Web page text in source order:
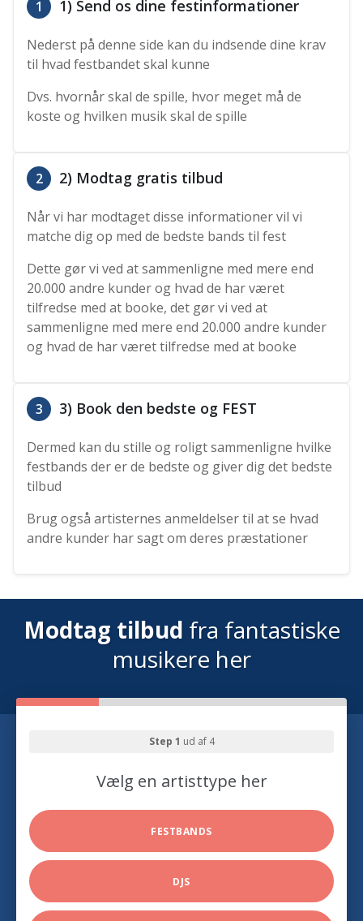
1 1) Send os dine festinformationer
Nederst på denne side kan du indsende dine krav
til hvad festbandet skal kunne
Dvs. hvornår skal de spille, hvor meget må de
koste og hvilken musik skal de spille
2 2) Modtag gratis tilbud
Når vi har modtaget disse informationer vil vi
matche dig op med de bedste bands til fest
Dette gør vi ved at sammenligne med mere end
20.000 andre kunder og hvad de har været
tilfredse med at booke, det gør vi ved at
sammenligne med mere end 20.000 andre kunder
og hvad de har været tilfredse med at booke
3 3) Book den bedste og FEST
Dermed kan du stille og roligt sammenligne hvilke
festbands der er de bedste og giver dig det bedste
tilbud
Brug også artisternes anmeldelser til at se hvad
andre kunder har sagt om deres præstationer
Modtag tilbud fra fantastiske
musikere her
Step 1 ud af 4
Vælg en artisttype her
FESTBANDS
DJS